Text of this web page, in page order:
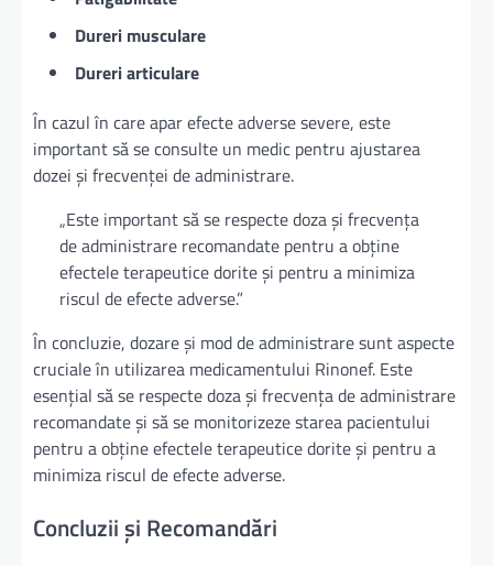
Dureri musculare
Dureri articulare
În cazul în care apar efecte adverse severe, este
important să se consulte un medic pentru ajustarea
dozei și frecvenței de administrare.
„Este important să se respecte doza și frecvența
de administrare recomandate pentru a obține
efectele terapeutice dorite și pentru a minimiza
riscul de efecte adverse.”
În concluzie, dozare și mod de administrare sunt aspecte
cruciale în utilizarea medicamentului Rinonef. Este
esențial să se respecte doza și frecvența de administrare
recomandate și să se monitorizeze starea pacientului
pentru a obține efectele terapeutice dorite și pentru a
minimiza riscul de efecte adverse.
Concluzii și Recomandări